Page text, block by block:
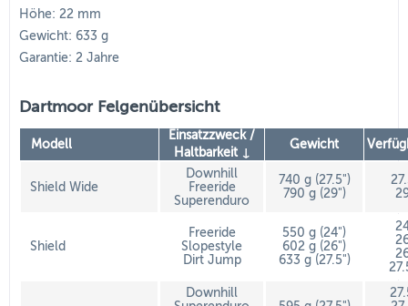
Höhe: 22 mm
Gewicht: 633 g
Garantie: 2 Jahre
Dartmoor Felgenübersicht
Modell
Einsatzzweck /
Haltbarkeit ↓
Gewicht
Shield Wide
Downhill
Freeride
Superenduro
740 g (27.5")
790 g (29")
Shield
Freeride
Slopestyle
Dirt Jump
550 g (24")
602 g (26")
633 g (27.5")
Downhill